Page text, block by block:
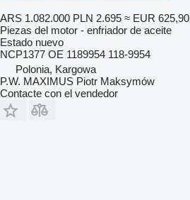
ARS 1.082.000 PLN 2.695 ≈ EUR 625,90
Piezas del motor - enfriador de aceite
Estado nuevo
NCP1377 OE 1189954 118-9954
Polonia, Kargowa
P.W. MAXIMUS Piotr Maksymów
Contacte con el vendedor